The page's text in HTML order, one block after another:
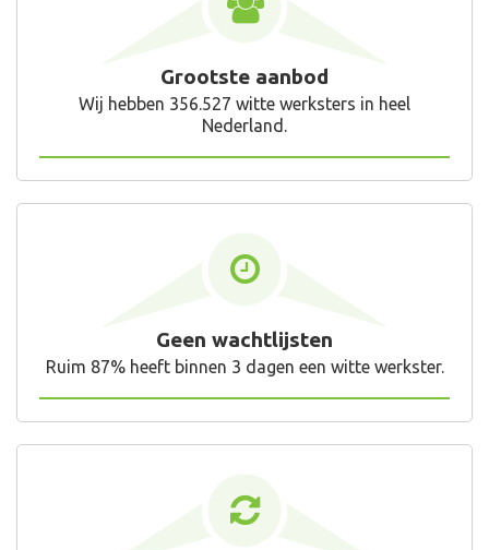
Grootste aanbod
Wij hebben 356.527 witte werksters in heel
Nederland.
Geen wachtlijsten
Ruim 87% heeft binnen 3 dagen een witte werkster.